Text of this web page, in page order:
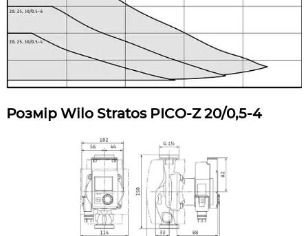
Розмір Wilo Stratos PICO-Z 20/0,5-4